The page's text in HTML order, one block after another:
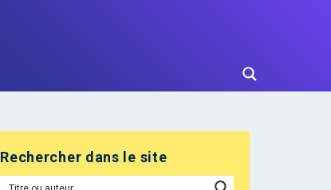
Rechercher dans le site